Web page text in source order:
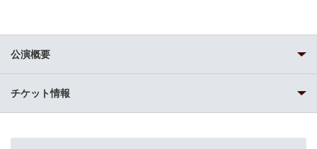
公演概要
チケット情報